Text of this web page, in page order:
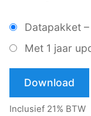
Datapakket –
Met 1 jaar
Download
Inclusief 21% BTW